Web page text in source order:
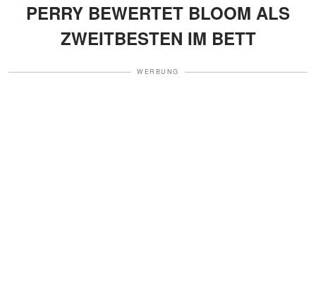
PERRY BEWERTET BLOOM ALS
ZWEITBESTEN IM BETT
WERBUNG